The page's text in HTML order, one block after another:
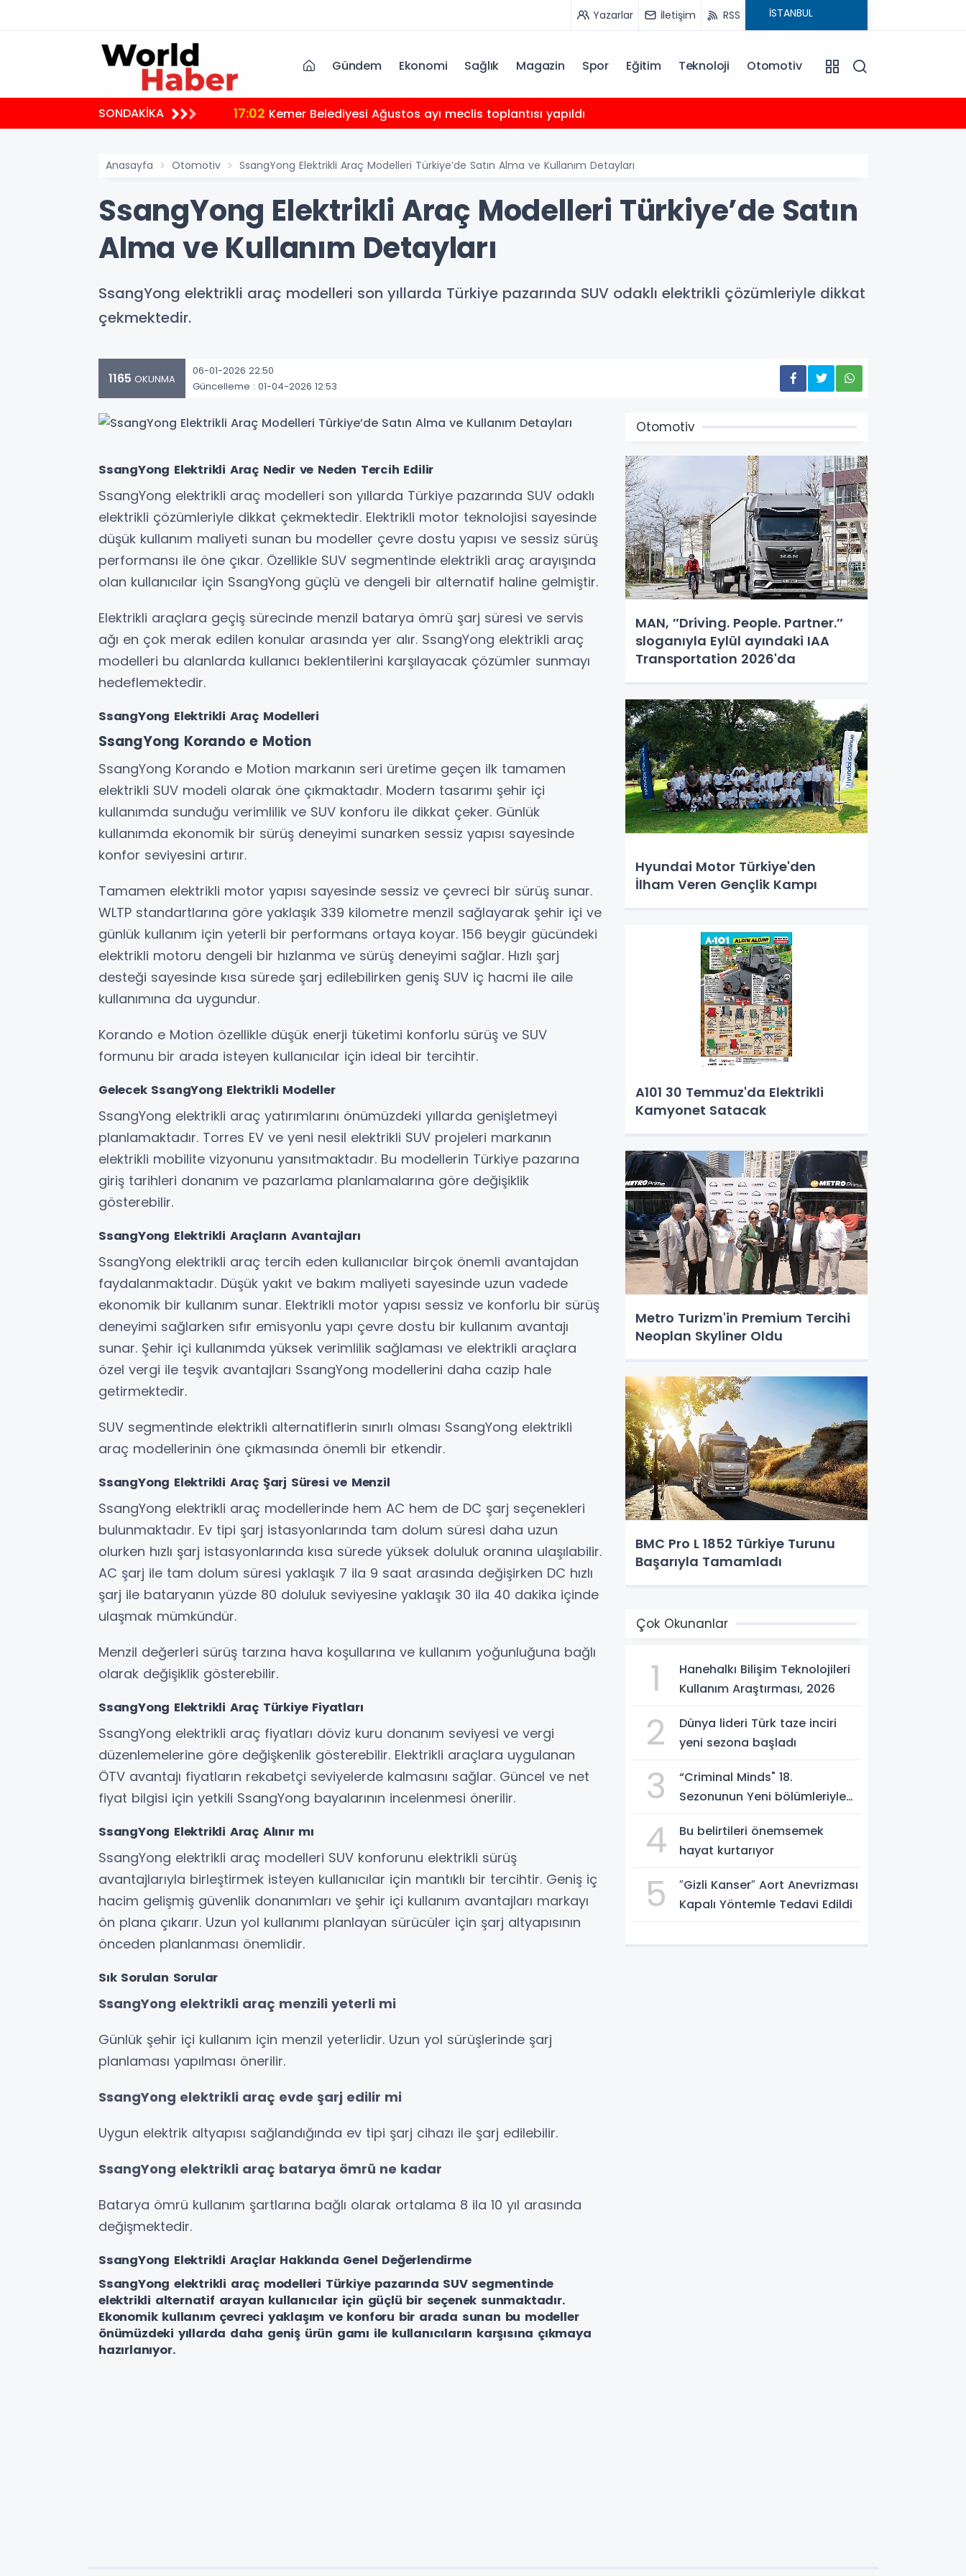
Yazarlar İletişim RSS
Gündem Ekonomi Sağlık Magazin Spor Eğitim Teknoloji Otomotiv
SONDAKİKA 17:02 Kemer Belediyesi Ağustos ayı meclis toplantısı yapıldı
Anasayfa Otomotiv SsangYong Elektrikli Araç Modelleri Türkiye’de Satın Alma ve Kullanım Detayları
SsangYong Elektrikli Araç Modelleri Türkiye’de Satın
Alma ve Kullanım Detayları
SsangYong elektrikli araç modelleri son yıllarda Türkiye pazarında SUV odaklı elektrikli çözümleriyle dikkat
çekmektedir.
1165 OKUNMA
06-01-2026 22:50
Güncelleme : 01-04-2026 12:53
SsangYong Elektrikli Araç Nedir ve Neden Tercih Edilir
SsangYong elektrikli araç modelleri son yıllarda Türkiye pazarında SUV odaklı
elektrikli çözümleriyle dikkat çekmektedir. Elektrikli motor teknolojisi sayesinde
düşük kullanım maliyeti sunan bu modeller çevre dostu yapısı ve sessiz sürüş
performansı ile öne çıkar. Özellikle SUV segmentinde elektrikli araç arayışında
olan kullanıcılar için SsangYong güçlü ve dengeli bir alternatif haline gelmiştir.
Elektrikli araçlara geçiş sürecinde menzil batarya ömrü şarj süresi ve servis
ağı en çok merak edilen konular arasında yer alır. SsangYong elektrikli araç
modelleri bu alanlarda kullanıcı beklentilerini karşılayacak çözümler sunmayı
hedeflemektedir.
SsangYong Elektrikli Araç Modelleri
SsangYong Korando e Motion
SsangYong Korando e Motion markanın seri üretime geçen ilk tamamen
elektrikli SUV modeli olarak öne çıkmaktadır. Modern tasarımı şehir içi
kullanımda sunduğu verimlilik ve SUV konforu ile dikkat çeker. Günlük
kullanımda ekonomik bir sürüş deneyimi sunarken sessiz yapısı sayesinde
konfor seviyesini artırır.
Tamamen elektrikli motor yapısı sayesinde sessiz ve çevreci bir sürüş sunar.
WLTP standartlarına göre yaklaşık 339 kilometre menzil sağlayarak şehir içi ve
günlük kullanım için yeterli bir performans ortaya koyar. 156 beygir gücündeki
elektrikli motoru dengeli bir hızlanma ve sürüş deneyimi sağlar. Hızlı şarj
desteği sayesinde kısa sürede şarj edilebilirken geniş SUV iç hacmi ile aile
kullanımına da uygundur.
Korando e Motion özellikle düşük enerji tüketimi konforlu sürüş ve SUV
formunu bir arada isteyen kullanıcılar için ideal bir tercihtir.
Gelecek SsangYong Elektrikli Modeller
SsangYong elektrikli araç yatırımlarını önümüzdeki yıllarda genişletmeyi
planlamaktadır. Torres EV ve yeni nesil elektrikli SUV projeleri markanın
elektrikli mobilite vizyonunu yansıtmaktadır. Bu modellerin Türkiye pazarına
giriş tarihleri donanım ve pazarlama planlamalarına göre değişiklik
gösterebilir.
SsangYong Elektrikli Araçların Avantajları
SsangYong elektrikli araç tercih eden kullanıcılar birçok önemli avantajdan
faydalanmaktadır. Düşük yakıt ve bakım maliyeti sayesinde uzun vadede
ekonomik bir kullanım sunar. Elektrikli motor yapısı sessiz ve konforlu bir sürüş
deneyimi sağlarken sıfır emisyonlu yapı çevre dostu bir kullanım avantajı
sunar. Şehir içi kullanımda yüksek verimlilik sağlaması ve elektrikli araçlara
özel vergi ile teşvik avantajları SsangYong modellerini daha cazip hale
getirmektedir.
SUV segmentinde elektrikli alternatiflerin sınırlı olması SsangYong elektrikli
araç modellerinin öne çıkmasında önemli bir etkendir.
SsangYong Elektrikli Araç Şarj Süresi ve Menzil
SsangYong elektrikli araç modellerinde hem AC hem de DC şarj seçenekleri
bulunmaktadır. Ev tipi şarj istasyonlarında tam dolum süresi daha uzun
olurken hızlı şarj istasyonlarında kısa sürede yüksek doluluk oranına ulaşılabilir.
AC şarj ile tam dolum süresi yaklaşık 7 ila 9 saat arasında değişirken DC hızlı
şarj ile bataryanın yüzde 80 doluluk seviyesine yaklaşık 30 ila 40 dakika içinde
ulaşmak mümkündür.
Menzil değerleri sürüş tarzına hava koşullarına ve kullanım yoğunluğuna bağlı
olarak değişiklik gösterebilir.
SsangYong Elektrikli Araç Türkiye Fiyatları
SsangYong elektrikli araç fiyatları döviz kuru donanım seviyesi ve vergi
düzenlemelerine göre değişkenlik gösterebilir. Elektrikli araçlara uygulanan
ÖTV avantajı fiyatların rekabetçi seviyelerde kalmasını sağlar. Güncel ve net
fiyat bilgisi için yetkili SsangYong bayalarının incelenmesi önerilir.
SsangYong Elektrikli Araç Alınır mı
SsangYong elektrikli araç modelleri SUV konforunu elektrikli sürüş
avantajlarıyla birleştirmek isteyen kullanıcılar için mantıklı bir tercihtir. Geniş iç
hacim gelişmiş güvenlik donanımları ve şehir içi kullanım avantajları markayı
ön plana çıkarır. Uzun yol kullanımı planlayan sürücüler için şarj altyapısının
önceden planlanması önemlidir.
Sık Sorulan Sorular
SsangYong elektrikli araç menzili yeterli mi
Günlük şehir içi kullanım için menzil yeterlidir. Uzun yol sürüşlerinde şarj
planlaması yapılması önerilir.
SsangYong elektrikli araç evde şarj edilir mi
Uygun elektrik altyapısı sağlandığında ev tipi şarj cihazı ile şarj edilebilir.
SsangYong elektrikli araç batarya ömrü ne kadar
Batarya ömrü kullanım şartlarına bağlı olarak ortalama 8 ila 10 yıl arasında
değişmektedir.
SsangYong Elektrikli Araçlar Hakkında Genel Değerlendirme
SsangYong elektrikli araç modelleri Türkiye pazarında SUV segmentinde
elektrikli alternatif arayan kullanıcılar için güçlü bir seçenek sunmaktadır.
Ekonomik kullanım çevreci yaklaşım ve konforu bir arada sunan bu modeller
önümüzdeki yıllarda daha geniş ürün gamı ile kullanıcıların karşısına çıkmaya
hazırlanıyor.
Otomotiv
MAN, ″Driving. People. Partner.″
sloganıyla Eylül ayındaki IAA
Transportation 2026'da
Hyundai Motor Türkiye'den
İlham Veren Gençlik Kampı
A101 30 Temmuz'da Elektrikli
Kamyonet Satacak
Metro Turizm'in Premium Tercihi
Neoplan Skyliner Oldu
BMC Pro L 1852 Türkiye Turunu
Başarıyla Tamamladı
Çok Okunanlar
1
Hanehalkı Bilişim Teknolojileri
Kullanım Araştırması, 2026
2
Dünya lideri Türk taze inciri
yeni sezona başladı
3
“Criminal Minds" 18.
Sezonunun Yeni bölümleriyle
Perşembe Günleri 21.30'da FX
Ekranlarında İzleyicilerle
4
Bu belirtileri önemsemek
hayat kurtarıyor
5
″Gizli Kanser″ Aort Anevrizması
Kapalı Yöntemle Tedavi Edildi